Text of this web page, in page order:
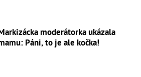
moderátorka ukázala
Páni, to je ale kočka!